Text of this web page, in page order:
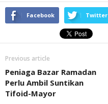
Facebook Twitter
Previous article
Peniaga Bazar Ramadan
Perlu Ambil Suntikan
Tifoid-Mayor